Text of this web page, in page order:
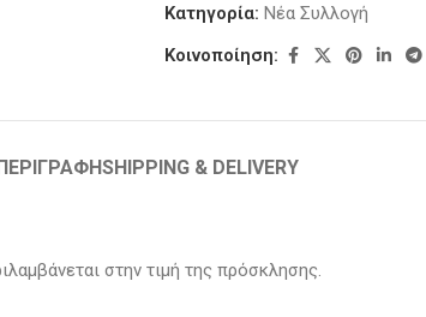
Κατηγορία: Νέα Συλλογή
Κοινοποίηση:
SHIPPING & DELIVERY
στην τιμή της πρόσκλησης.